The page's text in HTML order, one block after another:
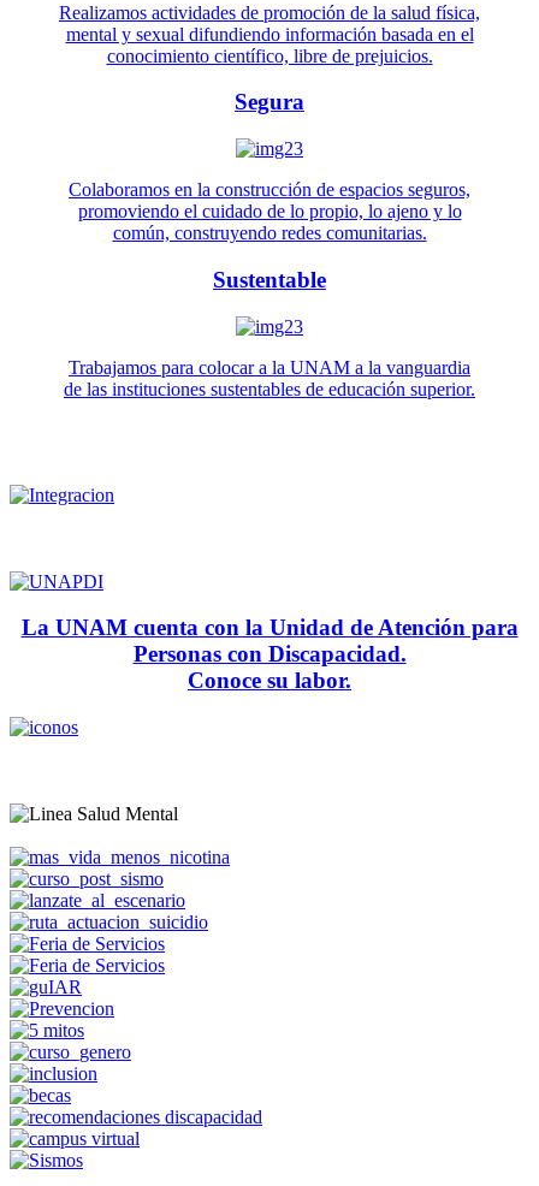
Realizamos actividades de promoción de la salud física,
mental y sexual difundiendo información basada en el
conocimiento científico, libre de prejuicios.
Segura
Colaboramos en la construcción de espacios seguros,
promoviendo el cuidado de lo propio, lo ajeno y lo
común, construyendo redes comunitarias.
Sustentable
Trabajamos para colocar a la UNAM a la vanguardia
de las instituciones sustentables de educación superior.
La UNAM cuenta con la Unidad de Atención para
Personas con Discapacidad.
Conoce su labor.